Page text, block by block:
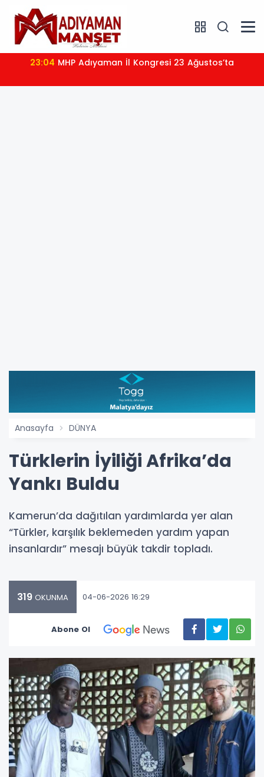
23:04 MHP Adıyaman İl Kongresi 23 Ağustos’ta
Anasayfa DÜNYA
Türklerin İyiliği Afrika’da
Yankı Buldu
Kamerun’da dağıtılan yardımlarda yer alan
“Türkler, karşılık beklemeden yardım yapan
insanlardır” mesajı büyük takdir topladı.
319 OKUNMA 04-06-2026 16:29
Abone Ol